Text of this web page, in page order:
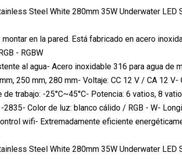
en la pared. Está fabricado en acero
- RGBW
al agua- Acero inoxidable 316 para agua de
250 mm, 280 mm- Voltaje: CC 12 V / CA 12 V-
trabajo: -25°C~45°C- Potencia: 6 vatios, 8
Color de luz: blanco cálido / RGB - W-
wifi- Extremadamente eficiente